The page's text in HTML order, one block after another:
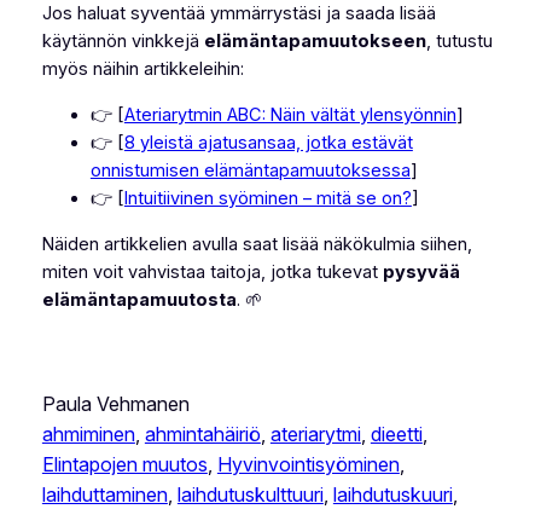
Jos haluat syventää ymmärrystäsi ja saada lisää
käytännön vinkkejä elämäntapamuutokseen, tutustu
myös näihin artikkeleihin:
👉 [Ateriarytmin ABC: Näin vältät ylensyönnin]
👉 [8 yleistä ajatusansaa, jotka estävät
onnistumisen elämäntapamuutoksessa]
👉 [Intuitiivinen syöminen – mitä se on?]
Näiden artikkelien avulla saat lisää näkökulmia siihen,
miten voit vahvistaa taitoja, jotka tukevat pysyvää
elämäntapamuutosta. 🌱
Paula Vehmanen
ahmiminen, ahmintahäiriö, ateriarytmi, dieetti
Elintapojen muutos, Hyvinvointisyöminen
laihduttaminen, laihdutuskulttuuri, laihdutuskuuri